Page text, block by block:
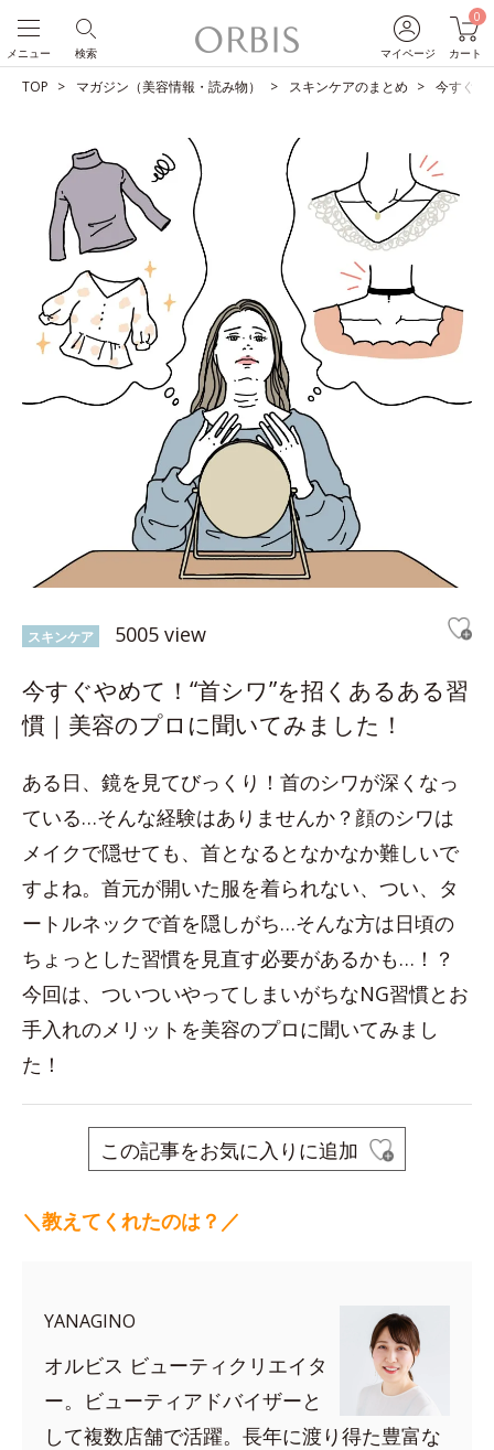
マイページ
0
カート
検索
メニュー
TOP マガジン（美容情報・読み物） スキンケアのまとめ 今すぐや
スキンケア 5005 view
今すぐやめて！“首シワ”を招くあるある習
慣｜美容のプロに聞いてみました！
ある日、鏡を見てびっくり！首のシワが深くなっ
ている…そんな経験はありませんか？顔のシワは
メイクで隠せても、首となるとなかなか難しいで
すよね。首元が開いた服を着られない、つい、タ
ートルネックで首を隠しがち…そんな方は日頃の
ちょっとした習慣を見直す必要があるかも…！？
今回は、ついついやってしまいがちなNG習慣とお
手入れのメリットを美容のプロに聞いてみまし
た！
この記事をお気に入りに追加
＼教えてくれたのは？／
YANAGINO
オルビス ビューティクリエイタ
ー。ビューティアドバイザーと
して複数店舗で活躍。長年に渡り得た豊富な